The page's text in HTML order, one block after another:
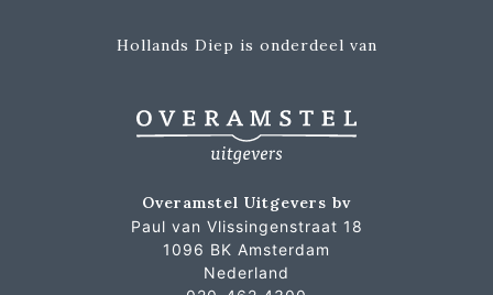
Hollands Diep is onderdeel van
Overamstel Uitgevers bv
Paul van Vlissingenstraat 18
1096 BK Amsterdam
Nederland